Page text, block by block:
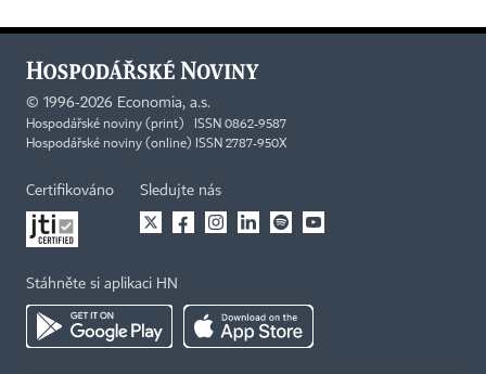
© 1996-2026 Economia, a.s.
Hospodářské noviny (print) ISSN 0862-9587
Hospodářské noviny (online) ISSN 2787-950X
Certifikováno Sledujte nás
Stáhněte si aplikaci HN